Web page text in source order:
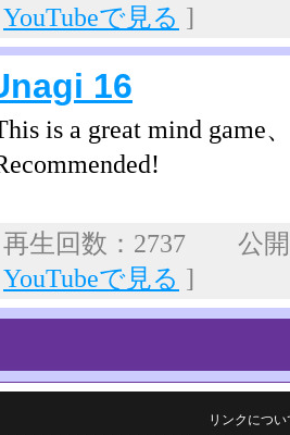
YouTubeで見る ]
16
is a great mind game
再生回数：2737 公
YouTubeで見る ]
リンクについ